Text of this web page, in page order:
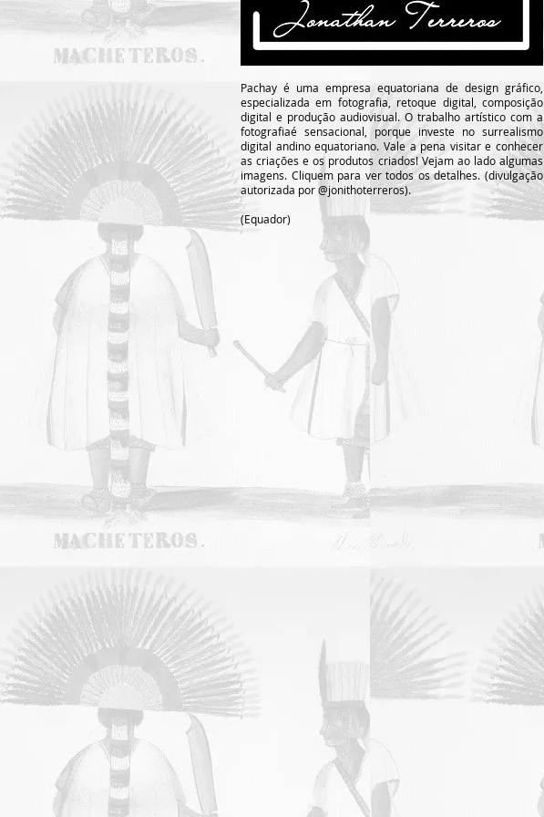
Pachay é uma empresa equatoriana de design gráfico,
especializada em fotografia, retoque digital, composição
digital e produção audiovisual. O trabalho artístico com a
fotografiaé sensacional, porque investe no surrealismo
digital andino equatoriano. Vale a pena visitar e conhecer
as criações e os produtos criados! Vejam ao lado algumas
imagens. Cliquem para ver todos os detalhes. (divulgação
autorizada por @jonithoterreros).
(Equador)